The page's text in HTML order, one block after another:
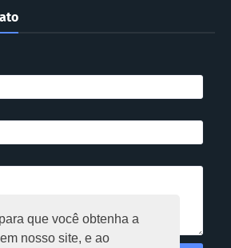
que você obtenha a
nosso site, e ao